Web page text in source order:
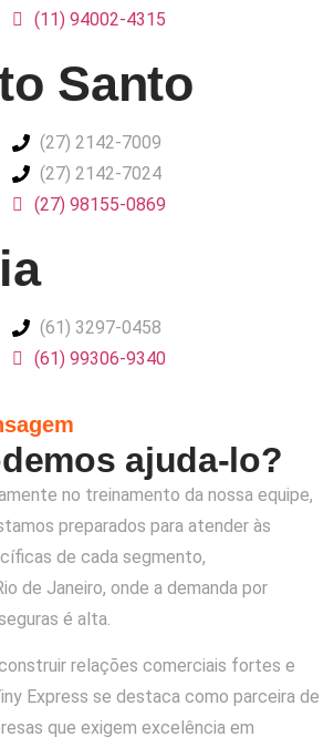
(11) 94002-4315
Santo
(27) 2142-7009
(27) 2142-7024
(27) 98155-0869
(61) 3297-0458
(61) 99306-9340
ajuda-lo?
no treinamento da nossa equipe,
preparados para atender às
de cada segmento,
de Janeiro, onde a demanda por
é alta.
relações comerciais fortes e
Express se destaca como parceira de
que exigem excelência em